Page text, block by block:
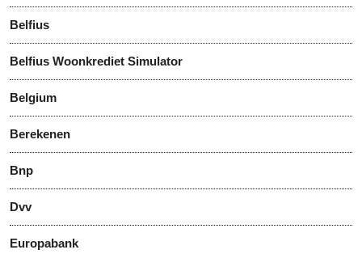
Belfius
Belfius Woonkrediet Simulator
Belgium
Berekenen
Bnp
Dvv
Europabank